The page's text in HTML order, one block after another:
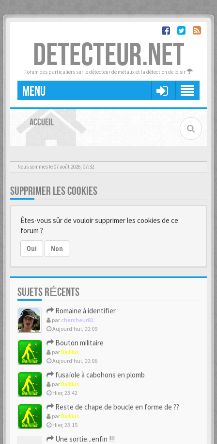
DETECTEUR.NET
Forum des particuliers sur le détecteur de métaux et la détection de loisir
MENU
ACCUEIL
Nous sommes le 07 août 2026, 07:32
SUPPRIMER LES COOKIES
Êtes-vous sûr de vouloir supprimer les cookies de ce
forum ?
Oui Non
SUJETS RÉCENTS
Romaine à identifier
par chercheur81
Aujourd’hui, 00:09
Bouton militaire
parBaillius
Aujourd’hui, 00:06
fusaïole à cabohons en plomb
parBaillius
Hier, 23:42
Reste de chape de boucle en forme de ??
parBaillius
Hier, 23:15
Une sortie...enfin !!!